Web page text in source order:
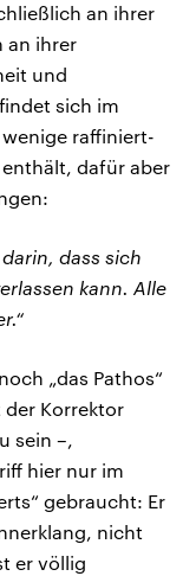
an ihrer
an ihrer
und
sich im
raffiniert-
dafür aber
dass sich
kann. Alle
„das Pathos“
Korrektor
sein –,
hier nur im
gebraucht: Er
nicht
er völlig